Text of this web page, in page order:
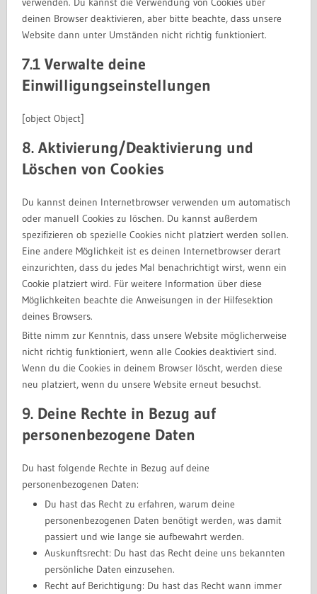
deinen Browser deaktivieren, aber bitte beachte, dass unsere
Website dann unter Umständen nicht richtig funktioniert.
7.1 Verwalte deine
Einwilligungseinstellungen
[object Object]
8. Aktivierung/Deaktivierung und
Löschen von Cookies
Du kannst deinen Internetbrowser verwenden um automatisch
oder manuell Cookies zu löschen. Du kannst außerdem
spezifizieren ob spezielle Cookies nicht platziert werden sollen.
Eine andere Möglichkeit ist es deinen Internetbrowser derart
einzurichten, dass du jedes Mal benachrichtigt wirst, wenn ein
Cookie platziert wird. Für weitere Information über diese
Möglichkeiten beachte die Anweisungen in der Hilfesektion
deines Browsers.
Bitte nimm zur Kenntnis, dass unsere Website möglicherweise
nicht richtig funktioniert, wenn alle Cookies deaktiviert sind.
Wenn du die Cookies in deinem Browser löscht, werden diese
neu platziert, wenn du unsere Website erneut besuchst.
9. Deine Rechte in Bezug auf
personenbezogene Daten
Du hast folgende Rechte in Bezug auf deine
personenbezogenen Daten:
Du hast das Recht zu erfahren, warum deine
personenbezogenen Daten benötigt werden, was damit
passiert und wie lange sie aufbewahrt werden.
Auskunftsrecht: Du hast das Recht deine uns bekannten
persönliche Daten einzusehen.
Recht auf Berichtigung: Du hast das Recht wann immer